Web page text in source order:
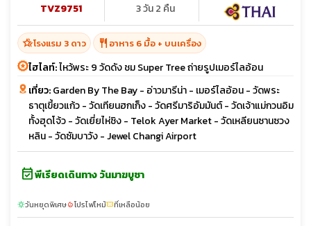
TVZ9751
3 วัน 2 คืน
hotel_classโรงแรม 3 ดาว restaurant อาหาร 6 มื้อ + บนเครื่อง
ไฮไลท์:ไหว้พระ 9 วัดดัง ชม Super Tree ถ่ายรูปเมอร์ไลอ้อน
เที่ยว:Garden By The Bay - อ่าวมารีน่า - เมอร์ไลอ้อน - วัดพระ
ธาตุเขี้ยวแก้ว - วัดเทียนฮกเก็ง - วัดศรีมาริอัมมันต์ - วัดเจ้าแม่กวนอิม
ทั้งฮุดโจ้ว - วัดเยี่ยไห่ชิง - Telok Ayer Market - วัดเหลียนซานซวง
หลิน - วัดซัมบาวัง - Jewel Changi Airport
event_availableพีเรียดเดินทาง วันมาฆบูชา
sunnyวันหยุดพิเศษlocal_fire_departmentโปรไฟไหม้confirmation_numberที่เหลือน้อย